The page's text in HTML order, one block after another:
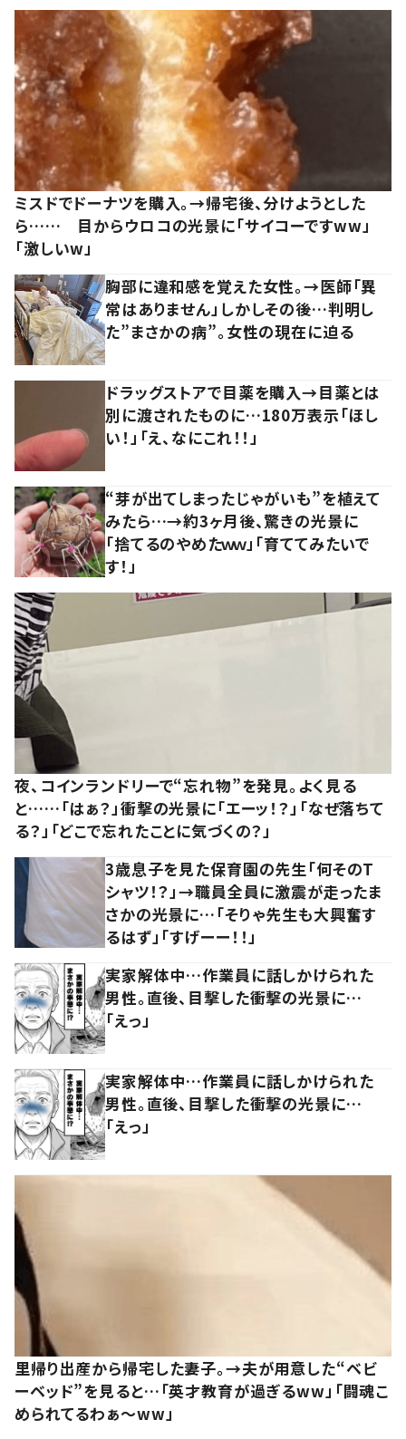
ミスドでドーナツを購入。→帰宅後、分けようとした
ら…… 目からウロコの光景に「サイコーですww」
「激しいw」
胸部に違和感を覚えた女性。→医師「異
常はありません」しかしその後…判明し
た”まさかの病”。女性の現在に迫る
ドラッグストアで目薬を購入→目薬とは
別に渡されたものに…180万表示「ほし
い！」「え、なにこれ！！」
“芽が出てしまったじゃがいも”を植えて
みたら…→約3ヶ月後、驚きの光景に
「捨てるのやめたｗｗ」「育ててみたいで
す！」
夜、コインランドリーで“忘れ物”を発見。よく見る
と……「はぁ？」衝撃の光景に「エーッ！？」「なぜ落ちて
る？」「どこで忘れたことに気づくの？」
3歳息子を見た保育園の先生「何そのT
シャツ！？」→職員全員に激震が走ったま
さかの光景に…「そりゃ先生も大興奮す
るはず」「すげーー！！」
実家解体中…作業員に話しかけられた
男性。直後、目撃した衝撃の光景に…
「えっ」
実家解体中…作業員に話しかけられた
男性。直後、目撃した衝撃の光景に…
「えっ」
里帰り出産から帰宅した妻子。→夫が用意した“ベビ
ーベッド”を見ると…「英才教育が過ぎるww」「闘魂こ
められてるわぁ～ww」